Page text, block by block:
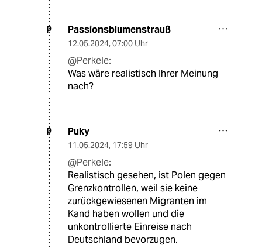
P Passionsblumenstrauß
12.05.2024, 07:00 Uhr
@Perkele:
Was wäre realistisch Ihrer Meinung
nach?
P Puky
11.05.2024, 17:59 Uhr
@Perkele:
Realistisch gesehen, ist Polen gegen
Grenzkontrollen, weil sie keine
zurückgewiesenen Migranten im
Kand haben wollen und die
unkontrollierte Einreise nach
Deutschland bevorzugen.